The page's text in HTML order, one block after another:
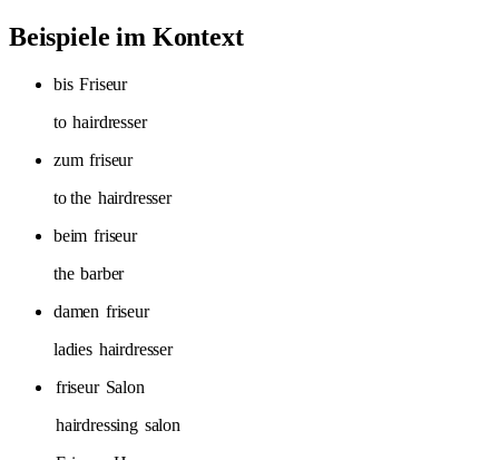
Beispiele im Kontext
bis Friseur
to hairdresser
zum friseur
to the hairdresser
beim friseur
the barber
damen friseur
ladies hairdresser
friseur Salon
hairdressing salon